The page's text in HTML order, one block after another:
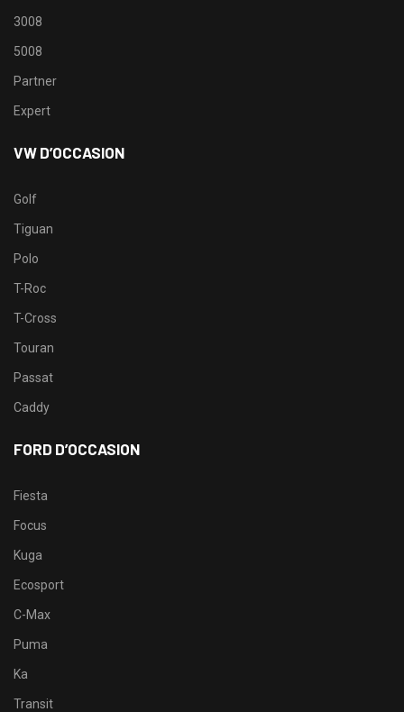
3008
5008
Partner
Expert
VW D’OCCASION
Golf
Tiguan
Polo
T-Roc
T-Cross
Touran
Passat
Caddy
FORD D’OCCASION
Fiesta
Focus
Kuga
Ecosport
C-Max
Puma
Ka
Transit